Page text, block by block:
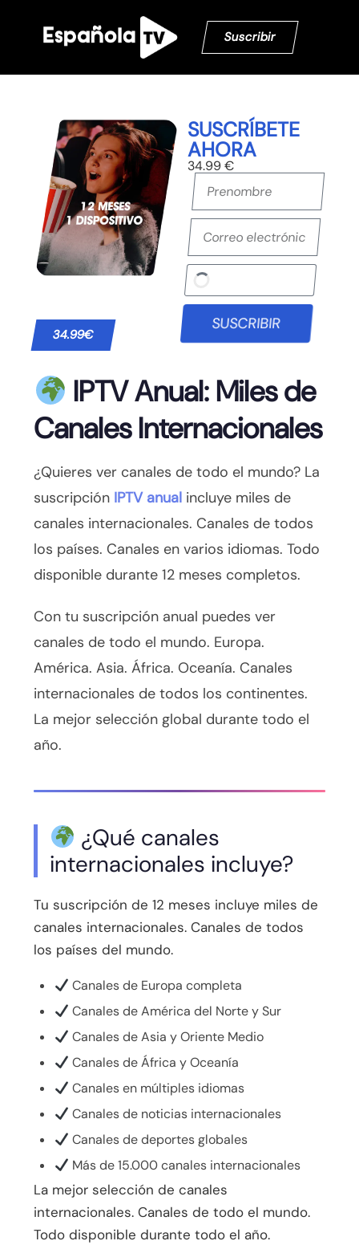
Suscribir
34.99€
SUSCRÍBETE
AHORA
34.99 €
SUSCRIBIR
IPTV Anual: Miles de
Canales Internacionales
¿Quieres ver canales de todo el mundo? La
suscripción IPTV anual incluye miles de
canales internacionales. Canales de todos
los países. Canales en varios idiomas. Todo
disponible durante 12 meses completos.
Con tu suscripción anual puedes ver
canales de todo el mundo. Europa.
América. Asia. África. Oceanía. Canales
internacionales de todos los continentes.
La mejor selección global durante todo el
año.
¿Qué canales
internacionales incluye?
Tu suscripción de 12 meses incluye miles de
canales internacionales. Canales de todos
los países del mundo.
Canales de Europa completa
Canales de América del Norte y Sur
Canales de Asia y Oriente Medio
Canales de África y Oceanía
Canales en múltiples idiomas
Canales de noticias internacionales
Canales de deportes globales
Más de 15.000 canales internacionales
La mejor selección de canales
internacionales. Canales de todo el mundo.
Todo disponible durante todo el año.